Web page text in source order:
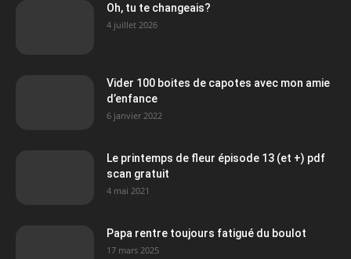
Oh, tu te changeais?
4 juillet 2026
Vider 100 boites de capotes avec mon amie
d’enfance
6 janvier 2022
Le printemps de fleur épisode 13 (et +) pdf
scan gratuit
4 mai 2021
Papa rentre toujours fatigué du boulot
17 mars 2025